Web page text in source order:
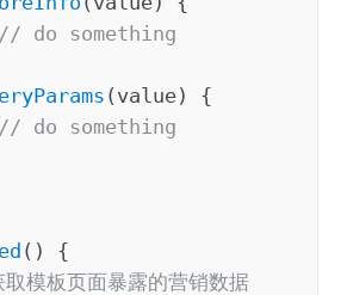
// do something
( value)
{
// do something
( )
{
模板页面暴露的营销数据